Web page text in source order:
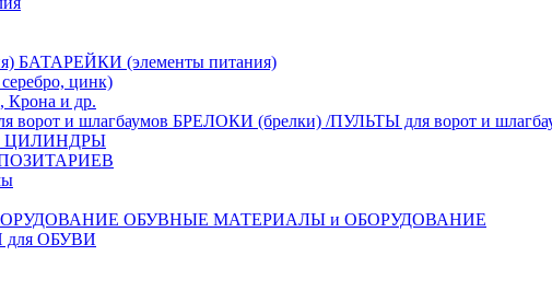
БАТАРЕЙКИ (элементы питания)
цинк)
и др.
БРЕЛОКИ (брелки) /ПУЛЬТЫ для ворот и
ЦИЛИНДРЫ
ОБУВНЫЕ МАТЕРИАЛЫ и ОБОРУДОВАНИЕ
ОБУВИ